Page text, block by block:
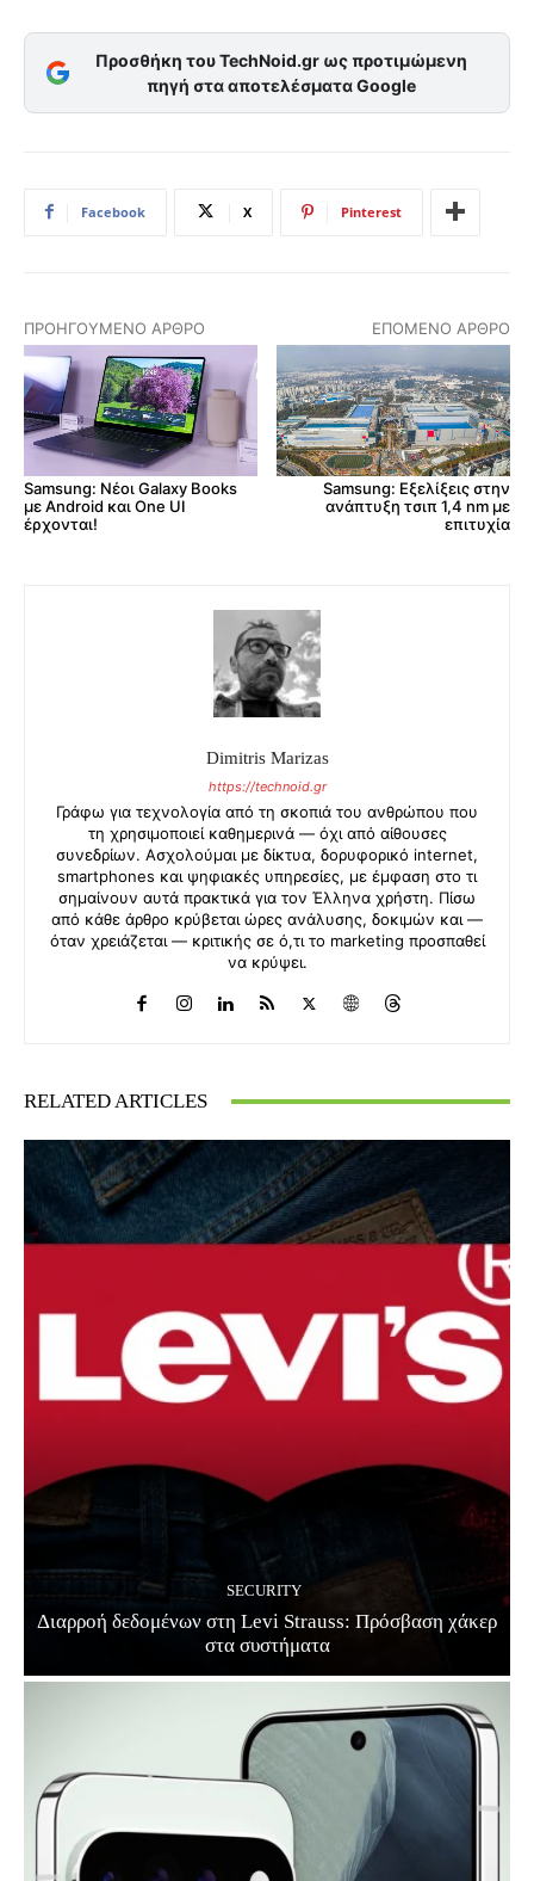
Προσθήκη του TechNoid.gr ως προτιμώμενη
πηγή στα αποτελέσματα Google
Facebook X Pinterest
ΠΡΟΗΓΟΎΜΕΝΟ ΆΡΘΡΟ
Samsung: Νέοι Galaxy Books
με Android και One UI
έρχονται!
ΕΠΌΜΕΝΟ ΆΡΘΡΟ
Samsung: Εξελίξεις στην
ανάπτυξη τσιπ 1,4 nm με
επιτυχία
Dimitris Marizas
https://technoid.gr
Γράφω για τεχνολογία από τη σκοπιά του ανθρώπου που
τη χρησιμοποιεί καθημερινά — όχι από αίθουσες
συνεδρίων. Ασχολούμαι με δίκτυα, δορυφορικό internet,
smartphones και ψηφιακές υπηρεσίες, με έμφαση στο τι
σημαίνουν αυτά πρακτικά για τον Έλληνα χρήστη. Πίσω
από κάθε άρθρο κρύβεται ώρες ανάλυσης, δοκιμών και —
όταν χρειάζεται — κριτικής σε ό,τι το marketing προσπαθεί
να κρύψει.
RELATED ARTICLES
SECURITY
Διαρροή δεδομένων στη Levi Strauss: Πρόσβαση χάκερ
στα συστήματα